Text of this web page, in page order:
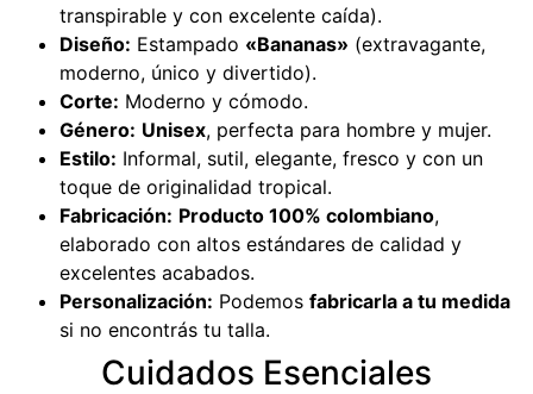
transpirable y con excelente caída).
Diseño: Estampado «Bananas» (extravagante,
moderno, único y divertido).
Corte: Moderno y cómodo.
Género: Unisex, perfecta para hombre y mujer.
Estilo: Informal, sutil, elegante, fresco y con un
toque de originalidad tropical.
Fabricación: Producto 100% colombiano,
elaborado con altos estándares de calidad y
excelentes acabados.
Personalización: Podemos fabricarla a tu medida
si no encontrás tu talla.
Cuidados Esenciales